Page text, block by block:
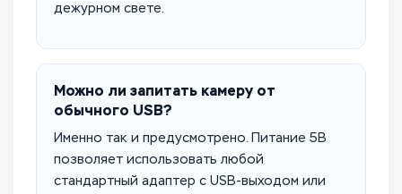
дежурном свете.
Можно ли запитать камеру от
обычного USB?
Именно так и предусмотрено. Питание 5В
позволяет использовать любой
стандартный адаптер с USB-выходом или